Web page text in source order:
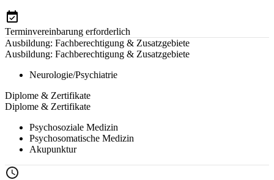
Terminvereinbarung erforderlich
Ausbildung: Fachberechtigung & Zusatzgebiete
Ausbildung: Fachberechtigung & Zusatzgebiete
Neurologie/Psychiatrie
Diplome & Zertifikate
Diplome & Zertifikate
Psychosoziale Medizin
Psychosomatische Medizin
Akupunktur